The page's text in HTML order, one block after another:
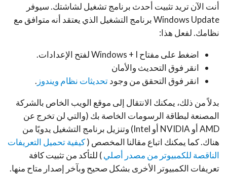
أنت الآن تريد تثبيت أحدث برنامج تشغيل لشاشتك. سيوفر
Windows Update برنامج التشغيل الذي يعتقد أنه متوافق مع
نظامك. لفعل هذا:
اضغط على مفتاح Windows + I لفتح الإعدادات.
انقر فوق التحديث والأمان
انقر فوق التحقق من وجودتحديثات نظام ويندوز .
بدلاً من ذلك، يمكنك الانتقال إلى موقع الويب الخاص بالشركة
المصنعة لبطاقة الرسومات الخاصة بك (والتي لن تخرج عن
AMD أو NVIDIA أو Intel) وتنزيل برنامج التشغيل يدويًا من
هناك. كما يمكنك اتباع مقالنا المخصص (كيفية تحميل التعريفات
الناقصة للكمبيوتر من مصدر أصلي) للتأكد من تثبيت كافة
تعريفات الكمبيوتر الأخرى بشكل صحيح وبآخر إصدار متاح منها.